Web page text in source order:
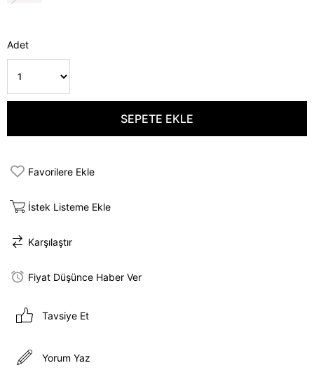
Adet
Favorilere Ekle
İstek Listeme Ekle
Karşılaştır
Fiyat Düşünce Haber Ver
Tavsiye Et
Yorum Yaz